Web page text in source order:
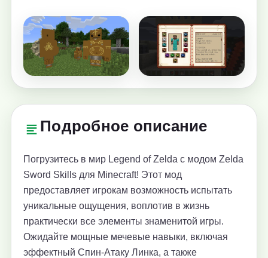
Подробное описание
Погрузитесь в мир Legend of Zelda с модом Zelda
Sword Skills для Minecraft! Этот мод
предоставляет игрокам возможность испытать
уникальные ощущения, воплотив в жизнь
практически все элементы знаменитой игры.
Ожидайте мощные мечевые навыки, включая
эффектный Спин-Атаку Линка, а также